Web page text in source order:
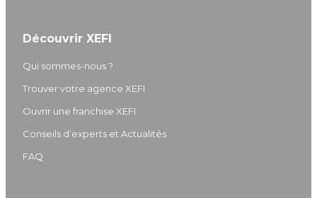
Découvrir XEFI
Qui sommes-nous ?
Trouver votre agence XEFI
Ouvrir une franchise XEFI
Conseils d’experts et Actualités
FAQ